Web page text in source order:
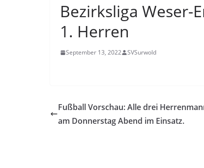
Bezirksliga Weser-
1. Herren
September 13, 2022 SVSurwold
Fußball Vorschau: Alle drei
am Donnerstag Abend im Einsatz.